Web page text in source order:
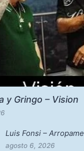
y Gringo – Vision
Luis Fonsi – Arropame
agosto 6, 2026